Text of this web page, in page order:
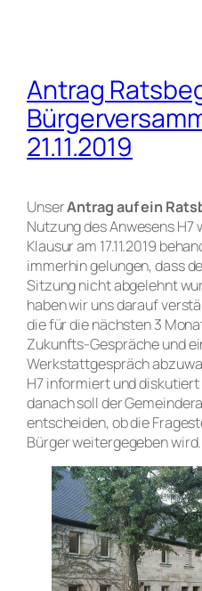
Antrag
21.11.2019
UnserAntrag auf ein
Nutzung des Anwesens H7
Klausur am 17.11.2019
immerhin gelungen, dass
Sitzung nicht abgelehnt
haben wir uns darauf
die für die nächsten 3
Zukunfts-Gespräche und
Werkstattgespräch
H7 informiert und
danach soll der
entscheiden, ob die
Bürger weitergegeben wird.